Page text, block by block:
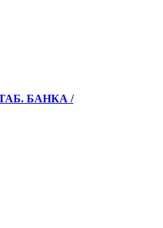
БАНКА /